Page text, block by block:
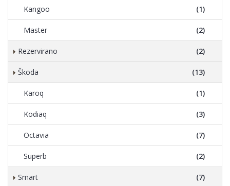
Kangoo (1)
Master (2)
Rezervirano (2)
Škoda (13)
Karoq (1)
Kodiaq (3)
Octavia (7)
Superb (2)
Smart (7)